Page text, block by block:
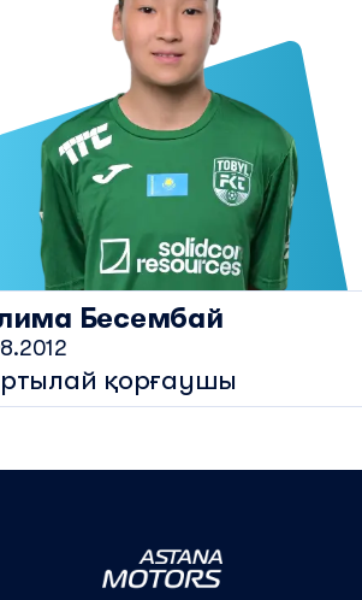
Бесембай
қорғаушы